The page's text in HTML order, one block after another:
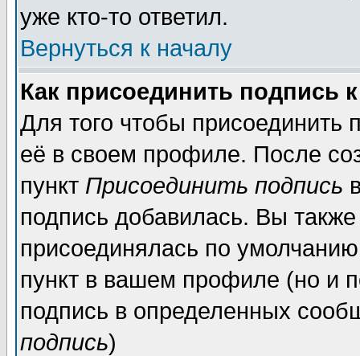
уже кто-то ответил.
Вернуться к началу
Как присоединить подпись
Для того чтобы присоединить
её в своем профиле. После
пункт Присоединить подпись
подпись добавилась. Вы
присоединялась по
пункт в вашем профиле (но и
подпись в определенных
подпись)